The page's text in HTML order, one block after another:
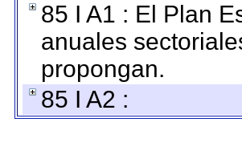
85 I A1 : El Plan
anuales
propongan.
85 I A2 :